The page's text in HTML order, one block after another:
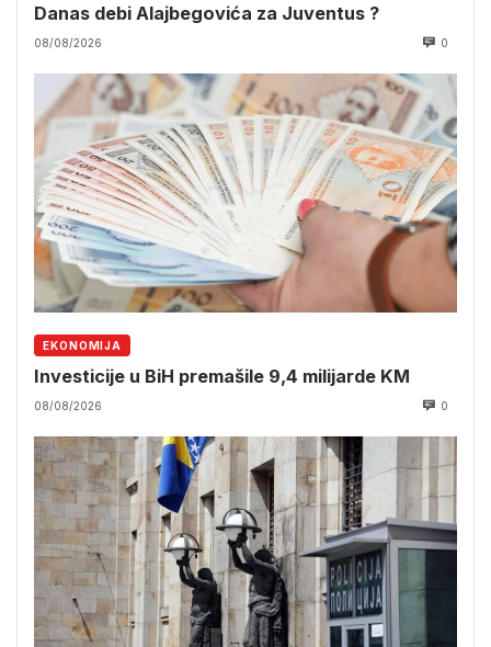
Danas debi Alajbegovića za Juventus ?
08/08/2026 0
EKONOMIJA
Investicije u BiH premašile 9,4 milijarde KM
08/08/2026 0